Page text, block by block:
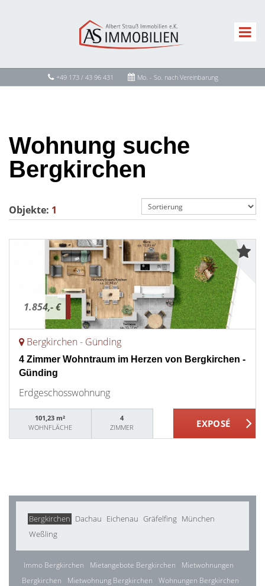
+49 173 / 43 96 431 Mo. - So. nach Vereinbarung
Wohnung suche
Bergkirchen
Objekte: 1
1.854,- €
Bergkirchen - Günding
4 Zimmer Wohntraum im Herzen von Bergkirchen -
Günding
Erdgeschosswohnung
101,23 m²
WOHNFLÄCHE
4
ZIMMER
Bergkirchen Dachau Eichenau Gräfelfing München
Weßling
Immo Bergkirchen Mietangebote Bergkirchen
Mietwohnungen
Bergkirchen
Mietwohnung Bergkirchen
Wohnungen Bergkirchen